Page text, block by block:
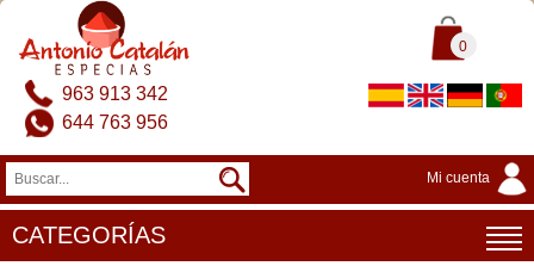
0
963 913 342
644 763 956
Mi cuenta
CATEGORÍAS